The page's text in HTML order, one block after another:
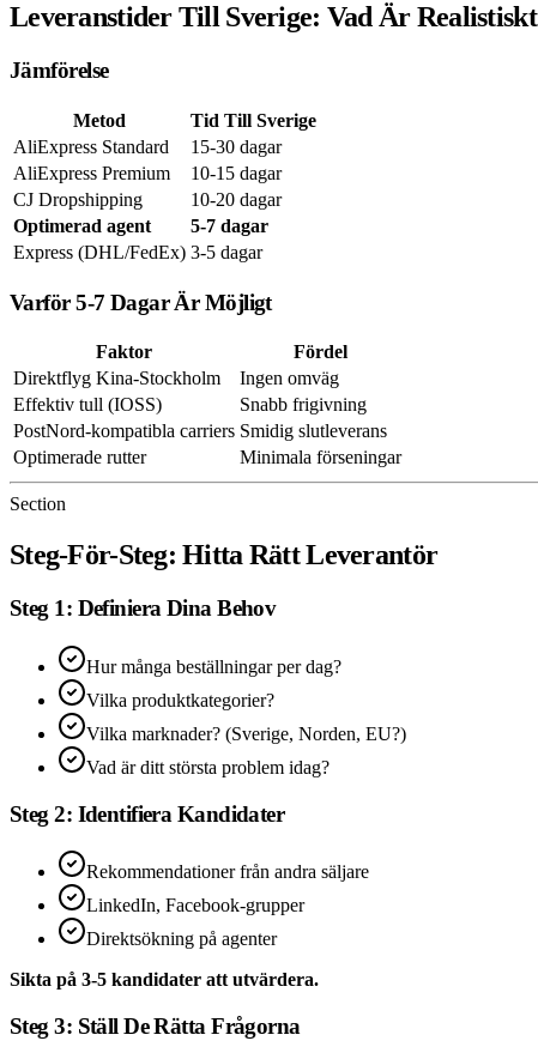
Leveranstider Till Sverige: Vad Är Realistiskt
Jämförelse
Metod
Tid Till Sverige
AliExpress Standard
15-30 dagar
AliExpress Premium
10-15 dagar
CJ Dropshipping
10-20 dagar
Optimerad agent
5-7 dagar
Express (DHL/FedEx) 3-5 dagar
Varför 5-7 Dagar Är Möjligt
Faktor
Fördel
Direktflyg Kina-Stockholm
Ingen omväg
Effektiv tull (IOSS)
Snabb frigivning
PostNord-kompatibla carriers Smidig slutleverans
Optimerade rutter
Minimala förseningar
Section
Steg-För-Steg: Hitta Rätt Leverantör
Steg 1: Definiera Dina Behov
Hur många beställningar per dag?
Vilka produktkategorier?
Vilka marknader? (Sverige, Norden, EU?)
Vad är ditt största problem idag?
Steg 2: Identifiera Kandidater
Rekommendationer från andra säljare
LinkedIn, Facebook-grupper
Direktsökning på agenter
Sikta på 3-5 kandidater att utvärdera.
Steg 3: Ställ De Rätta Frågorna